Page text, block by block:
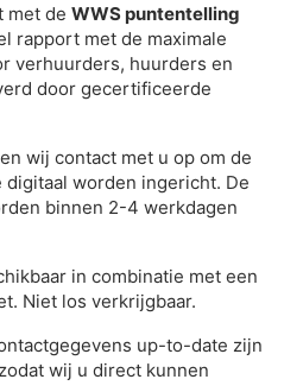
met de WWS puntentelling
rapport met de maximale
verhuurders, huurders en
door gecertificeerde
wij contact met u op om de
worden ingericht. De
binnen 2-4 werkdagen
in combinatie met een
Niet los verkrijgbaar.
up-to-date zijn
wij u direct kunnen